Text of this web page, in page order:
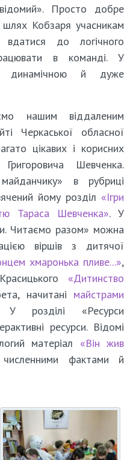
Просто добре
Кобзаря учасникам
до логічного
в команді. У
динамічною й дуже
нашим віддаленим
Черкаської обласної
цікавих і корисних
Шевченка.
в рубриці
йому розділ «Ігри
Тараса Шевченка». У
Читаємо разом» можна
віршів з дитячої
хмаронька пливе...»,
«Дитинство
начитані майстрами
розділі «Ресурси
ресурси. Відомі
матеріал «Він жив
фактами й